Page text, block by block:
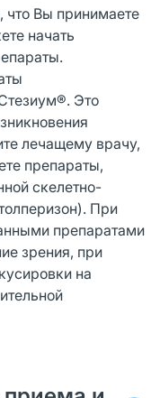
Вы принимаете
начать
Это
лечащему врачу,
препараты,
скелетно-
При
препаратами
зрения, при
на